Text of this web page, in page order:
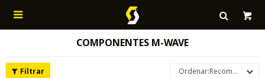

COMPONENTES M-WAVE
Recomendados